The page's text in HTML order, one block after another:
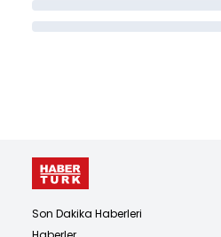
Son Dakika Haberleri